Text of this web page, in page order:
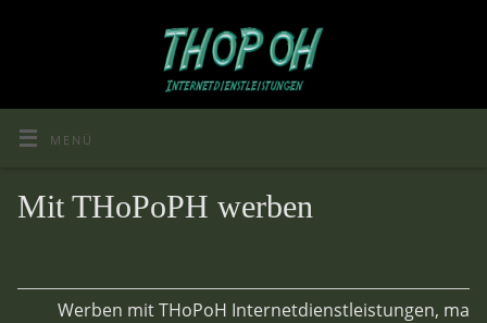
MENÜ
Mit THoPoPH werben
Werben mit THoPoH Internetdienstleistungen,